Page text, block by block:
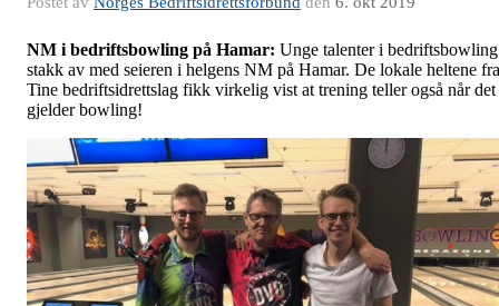
NM i bedriftsbowling på Hamar: Unge talenter i bedriftsbowling
stakk av med seieren i helgens NM på Hamar. De lokale heltene fra
Tine bedriftsidrettslag fikk virkelig vist at trening teller også når det
gjelder bowling!